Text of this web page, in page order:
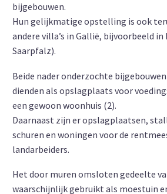
bijgebouwen.
Hun gelijkmatige opstelling is ook
andere villa’s in Gallië, bijvoorbeeld
Saarpfalz).
Beide nader onderzochte
dienden als opslagplaats voor
een gewoon woonhuis (2).
Daarnaast zijn er opslagplaatsen,
schuren en woningen voor de
landarbeiders.
Het door muren omsloten gedeelte
waarschijnlijk gebruikt als moestuin